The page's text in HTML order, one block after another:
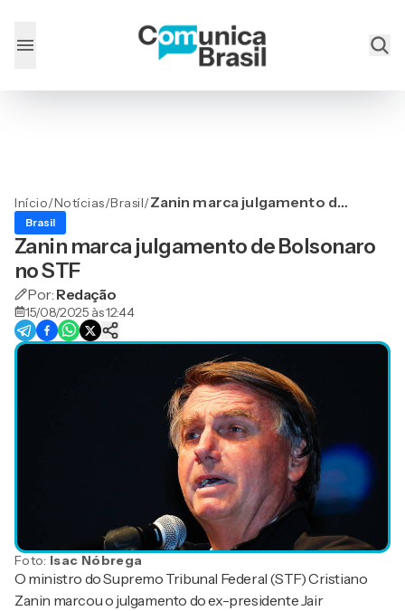
Início/Notícias/Brasil/Zanin marca julgamento de
Brasil
Zanin marca julgamento de Bolsonaro
no STF
Por: Redação
15/08/2025 às 12:44
Foto: Isac Nóbrega
O ministro do Supremo Tribunal Federal (STF) Cristiano
Zanin marcou o julgamento do ex-presidente Jair